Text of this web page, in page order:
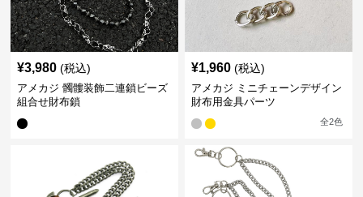
¥3,980 (税込)
アメカジ 髑髏装飾二連鎖ビーズ
組合せ財布鎖
¥1,960 (税込)
アメカジ ミニチェーンデザイン
財布用金具パーツ
全2色